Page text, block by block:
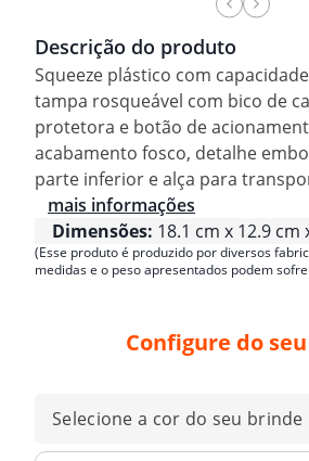
Descrição do produto
Squeeze plástico com
tampa rosqueável com bico de
protetora e botão de
acabamento fosco, detalhe
parte inferior e alça para
mais informações
Dimensões: 18.1 cm x 12.9 cm
(Esse produto é produzido por diversos
medidas e o peso apresentados podem
Configure do
Selecione a cor do seu brinde